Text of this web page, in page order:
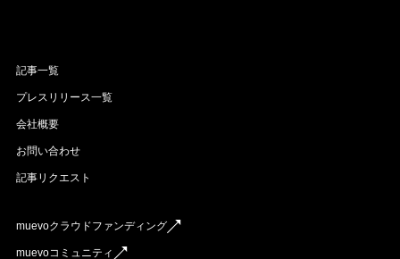
記事一覧
プレスリリース一覧
会社概要
お問い合わせ
記事リクエスト
muevoクラウドファンディング
muevoコミュニティ